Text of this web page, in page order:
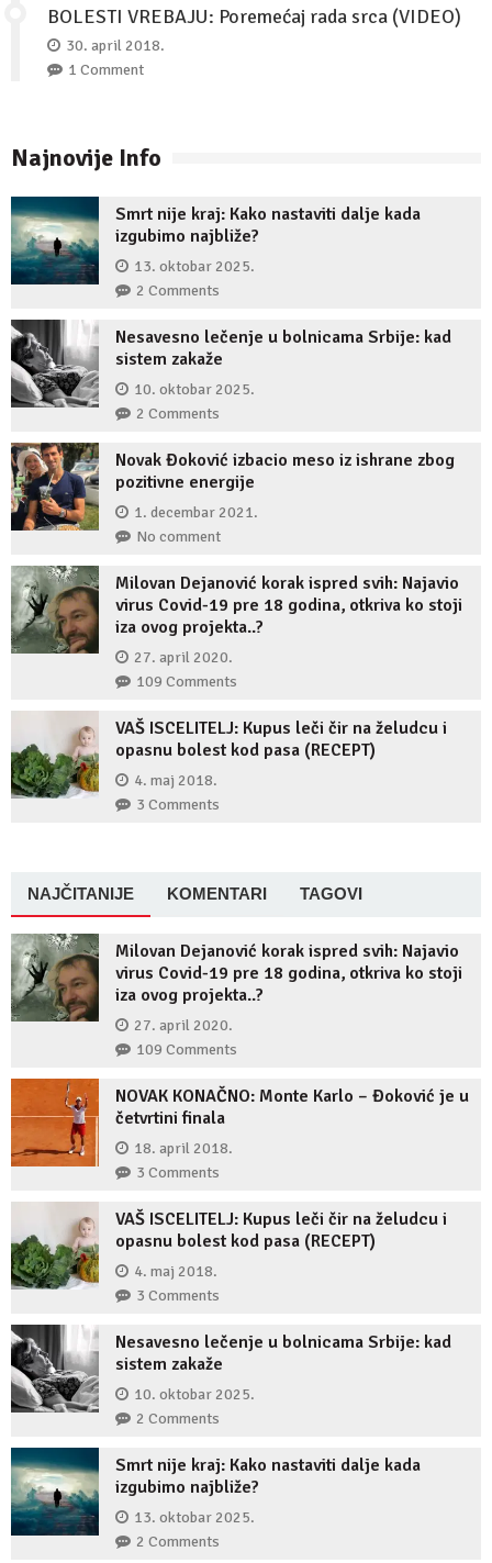
BOLESTI VREBAJU: Poremećaj rada srca (VIDEO)
30. april 2018.
1 Comment
Najnovije Info
Smrt nije kraj: Kako nastaviti dalje kada
izgubimo najbliže?
13. oktobar 2025.
2 Comments
Nesavesno lečenje u bolnicama Srbije: kad
sistem zakaže
10. oktobar 2025.
2 Comments
Novak Đoković izbacio meso iz ishrane zbog
pozitivne energije
1. decembar 2021.
No comment
Milovan Dejanović korak ispred svih: Najavio
virus Covid-19 pre 18 godina, otkriva ko stoji
iza ovog projekta..?
27. april 2020.
109 Comments
VAŠ ISCELITELJ: Kupus leči čir na želudcu i
opasnu bolest kod pasa (RECEPT)
4. maj 2018.
3 Comments
NAJČITANIJE KOMENTARI TAGOVI
Milovan Dejanović korak ispred svih: Najavio
virus Covid-19 pre 18 godina, otkriva ko stoji
iza ovog projekta..?
27. april 2020.
109 Comments
NOVAK KONAČNO: Monte Karlo – Đoković je u
četvrtini finala
18. april 2018.
3 Comments
VAŠ ISCELITELJ: Kupus leči čir na želudcu i
opasnu bolest kod pasa (RECEPT)
4. maj 2018.
3 Comments
Nesavesno lečenje u bolnicama Srbije: kad
sistem zakaže
10. oktobar 2025.
2 Comments
Smrt nije kraj: Kako nastaviti dalje kada
izgubimo najbliže?
13. oktobar 2025.
2 Comments